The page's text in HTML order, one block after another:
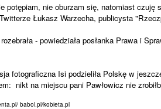
potępiam, nie oburzam się, natomiast czuję
Łukasz Warzecha, publicysta
- powiedziała posłanka Prawa i
fotograficzna Isi podzieliła Polskę w
nikt na miejscu pani Pawłowicz nie
babol.pl/kobieta.pl